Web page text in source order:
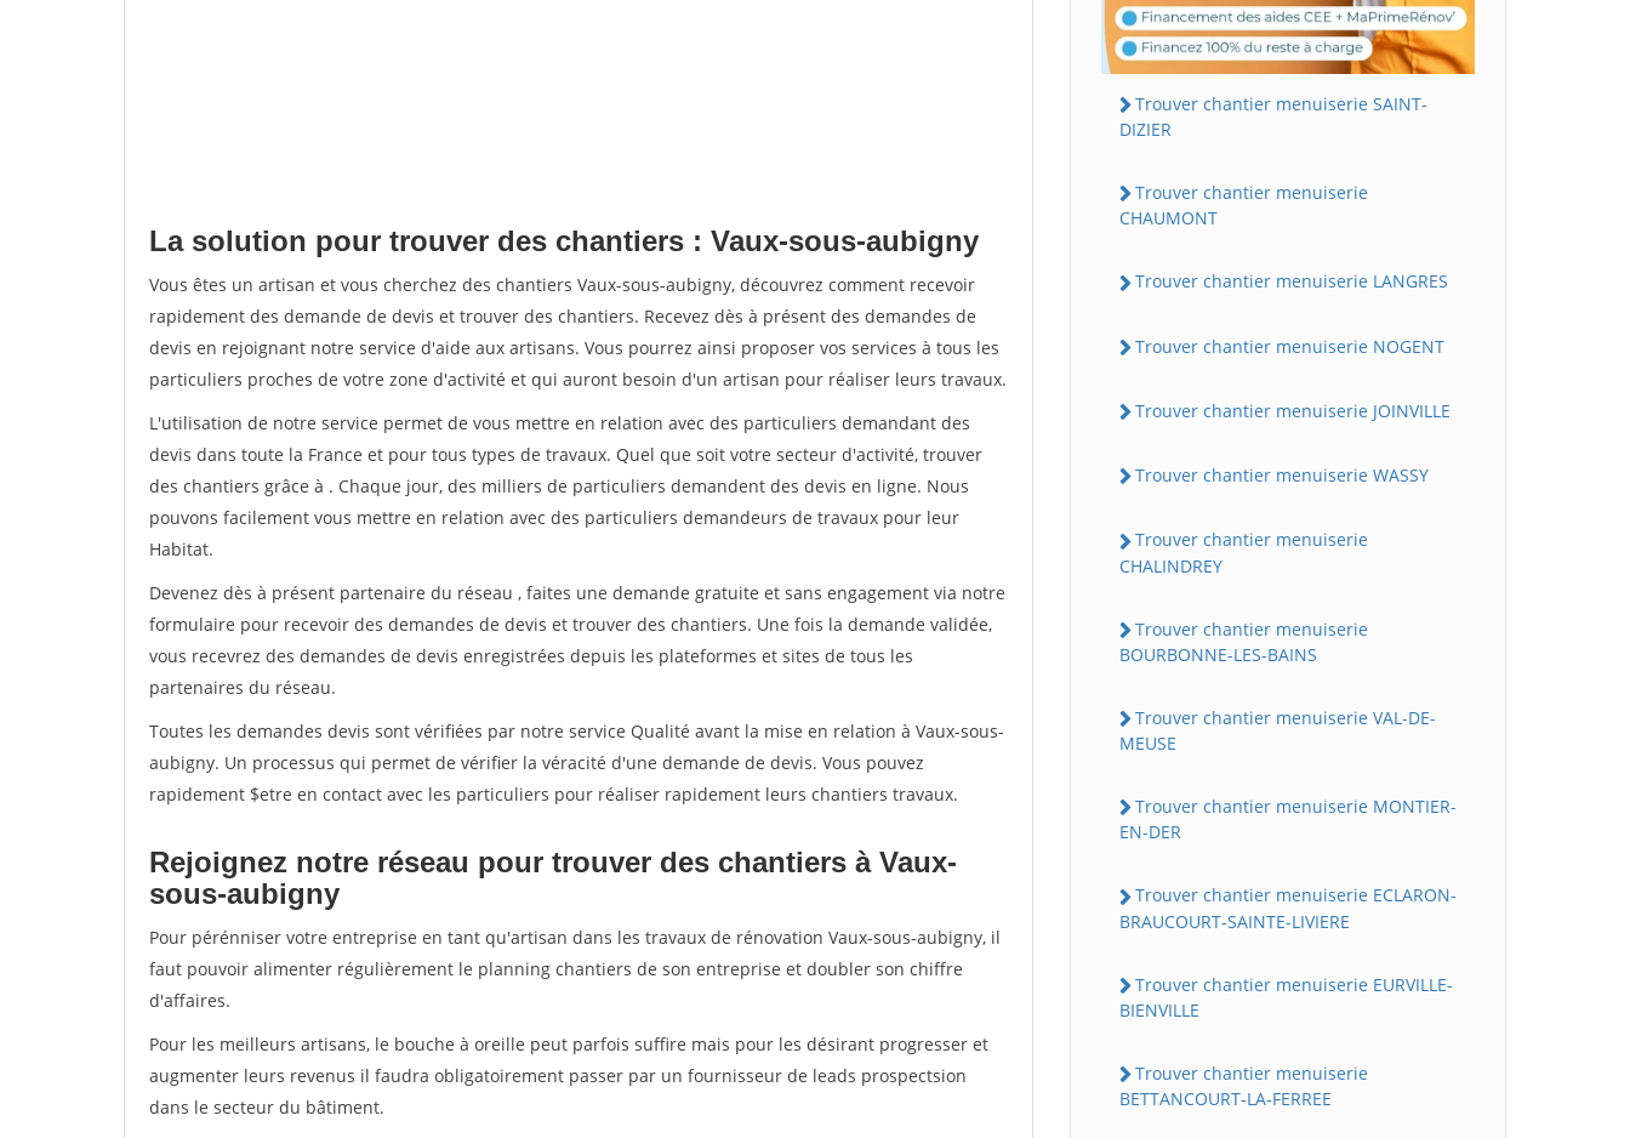
La solution pour trouver des chantiers : Vaux-sous-aubigny
Vous êtes un artisan et vous cherchez des chantiers Vaux-sous-aubigny, découvrez comment recevoir
rapidement des demande de devis et trouver des chantiers. Recevez dès à présent des demandes de
devis en rejoignant notre service d'aide aux artisans. Vous pourrez ainsi proposer vos services à tous les
particuliers proches de votre zone d'activité et qui auront besoin d'un artisan pour réaliser leurs travaux.
L'utilisation de notre service permet de vous mettre en relation avec des particuliers demandant des
devis dans toute la France et pour tous types de travaux. Quel que soit votre secteur d'activité, trouver
des chantiers grâce à . Chaque jour, des milliers de particuliers demandent des devis en ligne. Nous
pouvons facilement vous mettre en relation avec des particuliers demandeurs de travaux pour leur
Habitat.
Devenez dès à présent partenaire du réseau , faites une demande gratuite et sans engagement via notre
formulaire pour recevoir des demandes de devis et trouver des chantiers. Une fois la demande validée,
vous recevrez des demandes de devis enregistrées depuis les plateformes et sites de tous les
partenaires du réseau.
Toutes les demandes devis sont vérifiées par notre service Qualité avant la mise en relation à Vaux-sous-
aubigny. Un processus qui permet de vérifier la véracité d'une demande de devis. Vous pouvez
rapidement $etre en contact avec les particuliers pour réaliser rapidement leurs chantiers travaux.
Rejoignez notre réseau pour trouver des chantiers à Vaux-
sous-aubigny
Pour pérénniser votre entreprise en tant qu'artisan dans les travaux de rénovation Vaux-sous-aubigny, il
faut pouvoir alimenter régulièrement le planning chantiers de son entreprise et doubler son chiffre
d'affaires.
Pour les meilleurs artisans, le bouche à oreille peut parfois suffire mais pour les désirant progresser et
augmenter leurs revenus il faudra obligatoirement passer par un fournisseur de leads prospectsion
dans le secteur du bâtiment.
Trouver chantier menuiserie SAINT-
DIZIER
Trouver chantier menuiserie
CHAUMONT
Trouver chantier menuiserie LANGRES
Trouver chantier menuiserie NOGENT
Trouver chantier menuiserie JOINVILLE
Trouver chantier menuiserie WASSY
Trouver chantier menuiserie
CHALINDREY
Trouver chantier menuiserie
BOURBONNE-LES-BAINS
Trouver chantier menuiserie VAL-DE-
MEUSE
Trouver chantier menuiserie MONTIER-
EN-DER
Trouver chantier menuiserie ECLARON-
BRAUCOURT-SAINTE-LIVIERE
Trouver chantier menuiserie EURVILLE-
BIENVILLE
Trouver chantier menuiserie
BETTANCOURT-LA-FERREE